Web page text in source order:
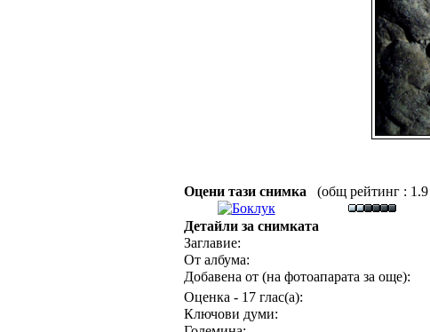
Оцени тази снимка
(общ рейтинг : 1.9
Детайли за снимката
Заглавие:
От албума:
Добавена от (на фотоапарата за още):
Оценка - 17 глас(а):
Ключови думи: